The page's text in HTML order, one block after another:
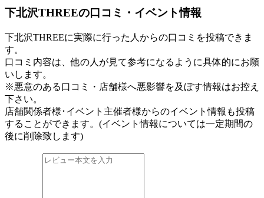
下北沢THREEの口コミ・イベント情報
下北沢THREEに実際に行った人からの口コミを投稿できま
す。
口コミ内容は、他の人が見て参考になるように具体的にお願
いします。
※悪意のある口コミ・店舗様へ悪影響を及ぼす情報はお控え
下さい。
店舗関係者様･イベント主催者様からのイベント情報も投稿
することができます。 (イベント情報については一定期間の
後に削除致します)